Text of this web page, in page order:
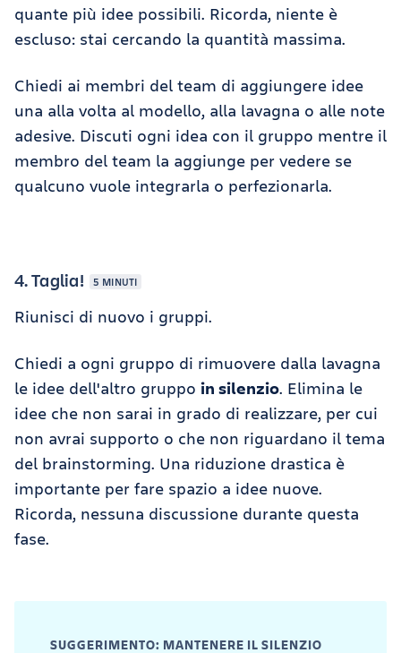
quante più idee possibili. Ricorda, niente è
escluso: stai cercando la quantità massima.
Chiedi ai membri del team di aggiungere idee
una alla volta al modello, alla lavagna o alle note
adesive. Discuti ogni idea con il gruppo mentre il
membro del team la aggiunge per vedere se
qualcuno vuole integrarla o perfezionarla.
4. Taglia! 5 MINUTI
Riunisci di nuovo i gruppi.
Chiedi a ogni gruppo di rimuovere dalla lavagna
le idee dell'altro gruppo in silenzio. Elimina le
idee che non sarai in grado di realizzare, per cui
non avrai supporto o che non riguardano il tema
del brainstorming. Una riduzione drastica è
importante per fare spazio a idee nuove.
Ricorda, nessuna discussione durante questa
fase.
SUGGERIMENTO: MANTENERE IL SILENZIO